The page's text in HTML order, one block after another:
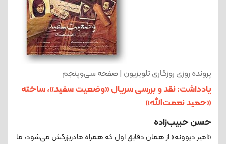
پرونده روزی روزگاری تلویزیون | صفحه سی‌وپنجم
یادداشت: نقد و بررسی سریال «وضعیت سفید»، ساخته
«حمید نعمت‌الله»
حسن حبیب‌زاده
«امیر دیوونه» از همان دقایق اول که همراه مادربزرگش می‌شود، ما